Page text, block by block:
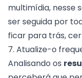
multimídia, nesse
ser seguida por
ficar para trás,
7. Atualize-o
Analisando os